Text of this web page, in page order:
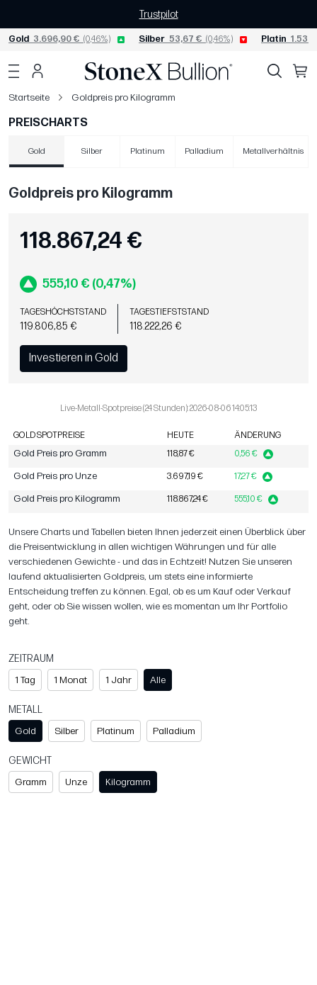
Trustpilot
Gold 3.696,90 € (0,46%) Silber 53,67 € (0,46%) Platin
Startseite Goldpreis pro Kilogramm
PREISCHARTS
Gold Silber Platinum Palladium Metallverhältnis
Goldpreis pro Kilogramm
118.867,24 €
555,10 € (0,47%)
TAGESHÖCHSTSTAND
119.806,85 €
TAGESTIEFSTSTAND
118.222,26 €
Investieren in Gold
Live-Metall-Spotpreise (24 Stunden): 2026-08-06 14:05:13
GOLD SPOTPREISE HEUTE ÄNDERUNG
Gold Preis pro Gramm 118,87 € 0,56 €
Gold Preis pro Unze 3.697,19 € 17,27 €
Gold Preis pro Kilogramm 118.867,24 € 555,10 €
Unsere Charts und Tabellen bieten Ihnen jederzeit einen Überblick über
die Preisentwicklung in allen wichtigen Währungen und für alle
verschiedenen Gewichte - und das in Echtzeit! Nutzen Sie unseren
laufend aktualisierten Goldpreis, um stets eine informierte
Entscheidung treffen zu können. Egal, ob es um Kauf oder Verkauf
geht, oder ob Sie wissen wollen, wie es momentan um Ihr Portfolio
geht.
ZEITRAUM
1 Tag
1 Monat 1 Jahr Alle
METALL
Gold
Silber Platinum Palladium
GEWICHT
Gramm
Unze Kilogramm